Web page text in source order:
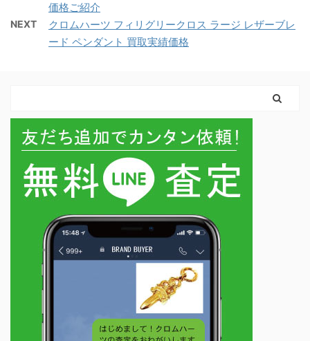
価格ご紹介
NEXT
クロムハーツ フィリグリークロス ラージ レザーブレ
ード ペンダント 買取実績価格